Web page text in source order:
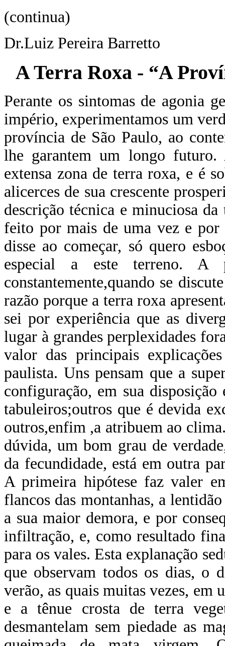
(continua)
Dr.Luiz Pereira Barretto
A Terra Roxa - “A
Perante os sintomas de agonia
império, experimentamos um
província de São Paulo, ao
lhe garantem um longo
extensa zona de terra roxa, e é
alicerces de sua crescente
descrição técnica e minuciosa
feito por mais de uma vez e por
disse ao começar, só quero
especial a este terreno. A
constantemente,quando se
razão porque a terra roxa
sei por experiência que as
lugar à grandes perplexidades
valor das principais
paulista. Uns pensam que a
configuração, em sua
tabuleiros;outros que é devida
outros,enfim ,a atribuem ao
dúvida, um bom grau de
da fecundidade, está em outra
A primeira hipótese faz valer
flancos das montanhas, a
a sua maior demora, e por
infiltração, e, como resultado
para os vales. Esta explanação
que observam todos os dias, o
verão, as quais muitas vezes, em
e a tênue crosta de terra
desmantelam sem piedade as